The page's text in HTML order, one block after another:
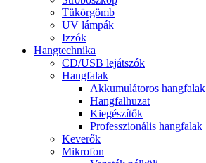
Tükörgömb
UV lámpák
Izzók
Hangtechnika
CD/USB lejátszók
Hangfalak
Akkumulátoros hangfalak
Hangfalhuzat
Kiegészítők
Professzionális hangfalak
Keverők
Mikrofon